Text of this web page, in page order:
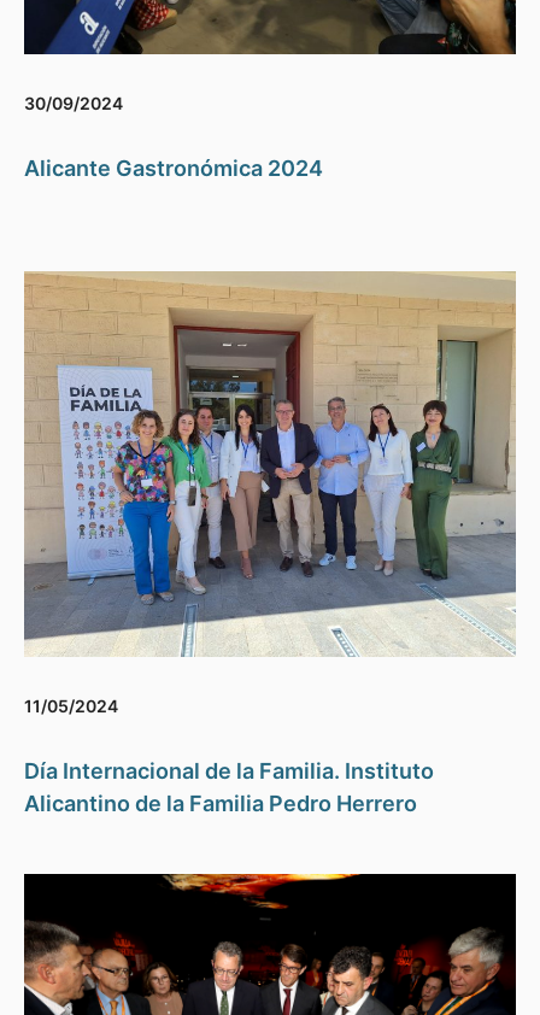
30/09/2024
Alicante Gastronómica 2024
11/05/2024
Día Internacional de la Familia. Instituto
Alicantino de la Familia Pedro Herrero